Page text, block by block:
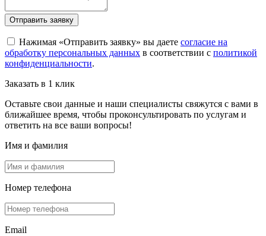
Отправить заявку
Нажимая «Отправить заявку» вы даете согласие на
обработку персональных данных в соответствии с политикой
конфиденциальности.
Заказать в 1 клик
Оставьте свои данные и наши специалисты свяжутся с вами в
ближайшее время, чтобы проконсультировать по услугам и
ответить на все ваши вопросы!
Имя и фамилия
Номер телефона
Email